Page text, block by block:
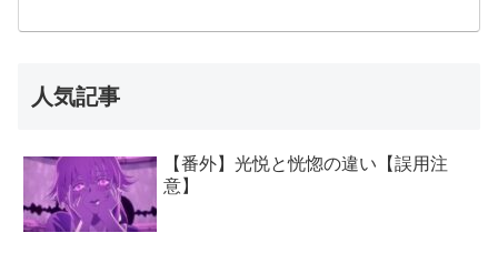
人気記事
【番外】光悦と恍惚の違い【誤用注
意】